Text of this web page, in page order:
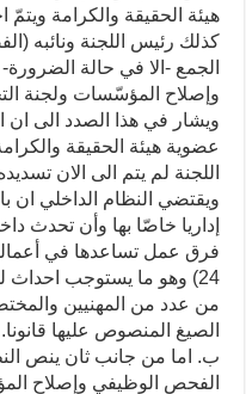
هيئة الحقيقة والكرامة
الجمع -الا في حالة
ويشار في هذا الصدد الى
عضوية هيئة الحقيقة
اللجنة لم يتم الى الان
ويقتضي النظام الداخلي ان
إداريا خاصّا بها وأن تحدث
فرق عمل تساعدها في
24) وهو ما يستوجب احداث
من عدد من المهنيين
الصيغ المنصوص عليها قانونا.
ب. اما من جانب ثان ينص
الفحص الوظيفي وإصلاح